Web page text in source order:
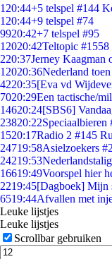
1 20:44+5 telspel #144
1 20:44+9 telspel #74
9920:42+7 telspel #95
12020:42Teltopic #1558
220:37Jerney Kaagman
12020:36Nederland toen
4220:35[Eva vd
7020:29Een tactische/
14620:24[SBS6]
23820:22Speciaalbieren
1520:17Radio 2 #145
24719:58Asielzoekers
24219:53
16619:49Voorspel hier
2219:45[Dagboek] Mijn
6519:44Afvallen met
Leuke lijstjes
Leuke lijstjes
Scrollbar gebruiken